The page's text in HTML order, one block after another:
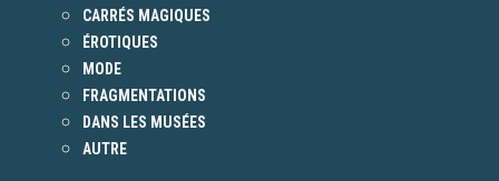
CARRÉS MAGIQUES
ÉROTIQUES
MODE
FRAGMENTATIONS
DANS LES MUSÉES
AUTRE